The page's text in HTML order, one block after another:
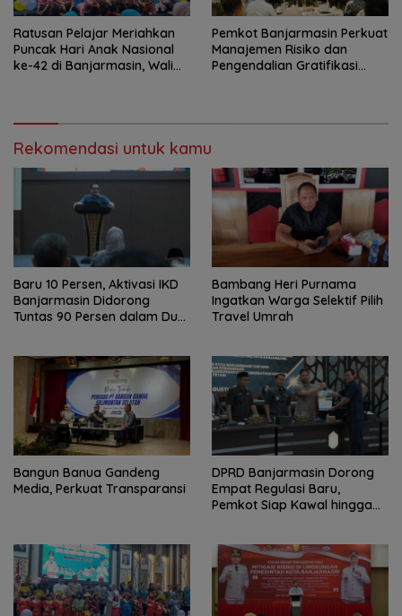
Ratusan Pelajar Meriahkan
Puncak Hari Anak Nasional
ke-42 di Banjarmasin, Wali
Pemkot Banjarmasin Perkuat
Manajemen Risiko dan
Pengendalian Gratifikasi
Rekomendasi untuk kamu
Baru 10 Persen, Aktivasi IKD
Banjarmasin Didorong
Tuntas 90 Persen dalam Dua
Bambang Heri Purnama
Ingatkan Warga Selektif Pilih
Travel Umrah
Bangun Banua Gandeng
Media, Perkuat Transparansi
DPRD Banjarmasin Dorong
Empat Regulasi Baru,
Pemkot Siap Kawal hingga